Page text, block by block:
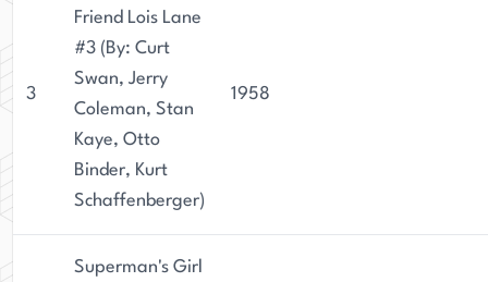
3
Friend Lois Lane
#3 (By: Curt
Swan, Jerry
Coleman, Stan
Kaye, Otto
Binder, Kurt
Schaffenberger)
1958
Superman's Girl